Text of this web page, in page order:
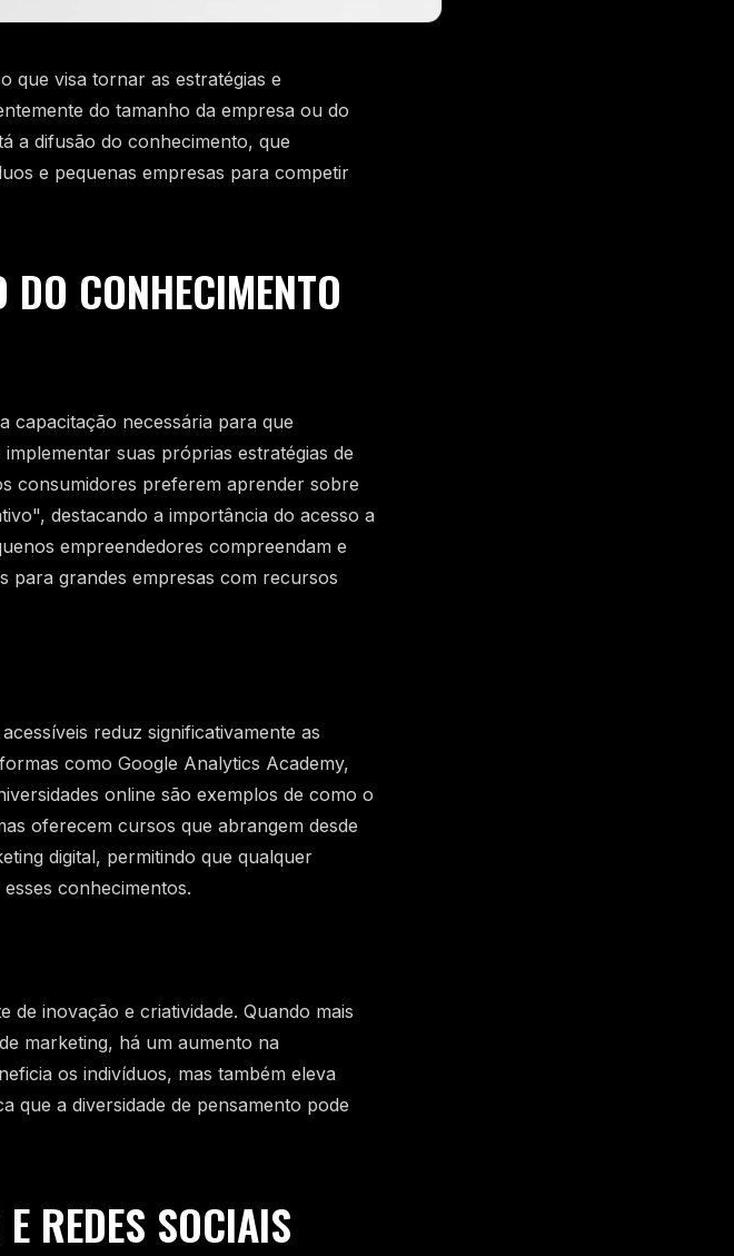
que visa tornar as estratégias e
do tamanho da empresa ou do
a difusão do conhecimento, que
e pequenas empresas para competir
CONHECIMENTO
capacitação necessária para que
suas próprias estratégias de
consumidores preferem aprender sobre
destacando a importância do acesso a
empreendedores compreendam e
para grandes empresas com recursos
reduz significativamente as
como Google Analytics Academy,
online são exemplos de como o
oferecem cursos que abrangem desde
digital, permitindo que qualquer
conhecimentos.
de inovação e criatividade. Quando mais
marketing, há um aumento na
os indivíduos, mas também eleva
que a diversidade de pensamento pode
REDES SOCIAIS